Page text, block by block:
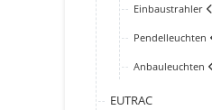
Einbaustrahler
Pendelleuchten
Anbauleuchten
EUTRAC